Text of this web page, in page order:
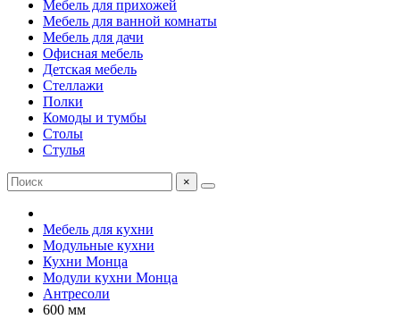
Мебель для прихожей
Мебель для ванной комнаты
Мебель для дачи
Офисная мебель
Детская мебель
Стеллажи
Полки
Комоды и тумбы
Столы
Стулья
×
Мебель для кухни
Модульные кухни
Кухни Монца
Модули кухни Монца
Антресоли
600 мм